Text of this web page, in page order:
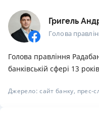
Григель
Голова
Голова правління
банківській сфері 13
Джерело: сайт банку, прес-